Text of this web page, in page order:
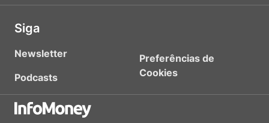
Siga
Newsletter
Podcasts
Preferências de
Cookies